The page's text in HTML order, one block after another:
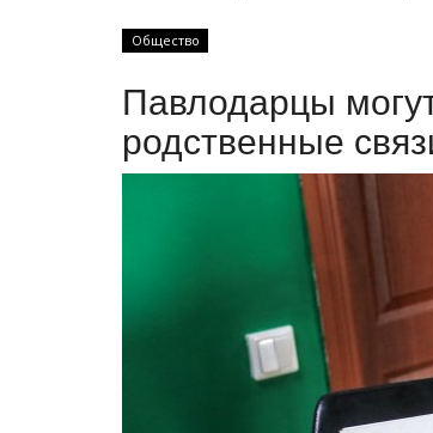
Общество
Павлодарцы
родственные